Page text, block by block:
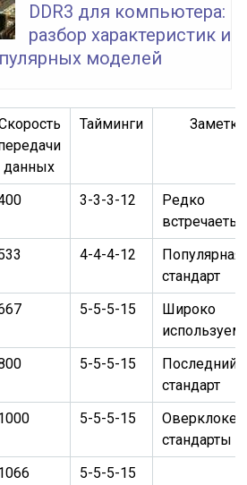
DDR3 для компьютера:
разбор характеристик и
моделей
данных
Тайминги Заметки
3-3-3-12
Редко
4-4-4-12
Популярная
стандарт
5-5-5-15
Широко
5-5-5-15
Последний
стандарт
5-5-5-15
стандарты
5-5-5-15